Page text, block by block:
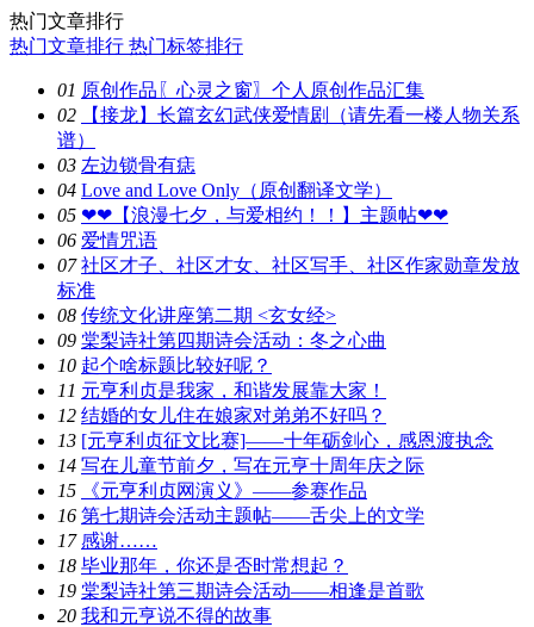
热门文章排行
热门文章排行 热门标签排行
01 原创作品〖心灵之窗〗个人原创作品汇集
02
【接龙】长篇玄幻武侠爱情剧（请先看一楼人物关系
谱）
03 左边锁骨有痣
04 Love and Love Only（原创翻译文学）
05 ❤❤【浪漫七夕，与爱相约！！】主题帖❤❤
06 爱情咒语
07 社区才子、社区才女、社区写手、社区作家勋章发放
标准
08 传统文化讲座第二期 <玄女经>
09 棠梨诗社第四期诗会活动：冬之心曲
10 起个啥标题比较好呢？
11 元亨利贞是我家，和谐发展靠大家！
12 结婚的女儿住在娘家对弟弟不好吗？
13 [元亨利贞征文比赛]——十年砺剑心，感恩渡执念
14 写在儿童节前夕，写在元亨十周年庆之际
15
《元亨利贞网演义》——参赛作品
16 第七期诗会活动主题帖——舌尖上的文学
17 感谢……
18 毕业那年，你还是否时常想起？
19 棠梨诗社第三期诗会活动——相逢是首歌
20 我和元亨说不得的故事